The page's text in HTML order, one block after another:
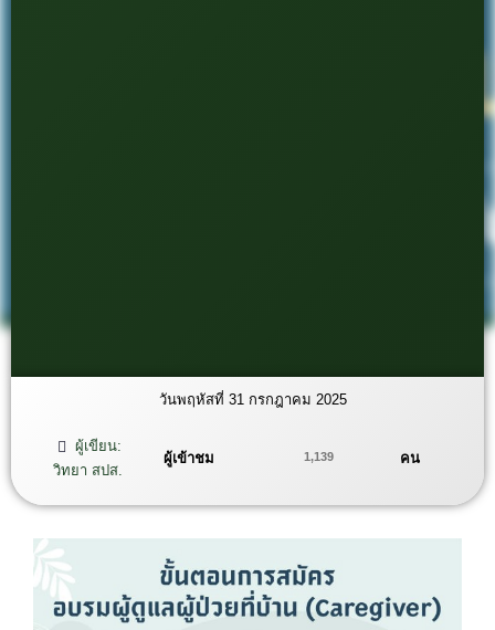
วันพฤหัสที่ 31 กรกฎาคม 2025
ผู้เขียน:
วิทยา สปส.
ผู้เข้าชม 1,139 คน